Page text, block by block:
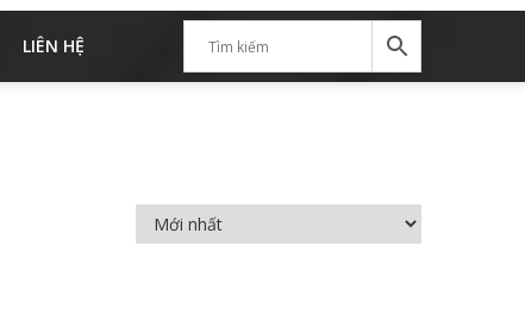
LIÊN HỆ